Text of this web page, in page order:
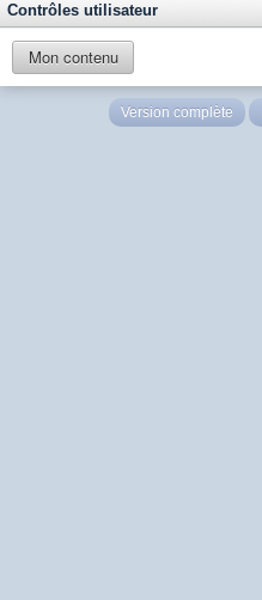
Contrôles utilisateur
Mon contenu
Version complète